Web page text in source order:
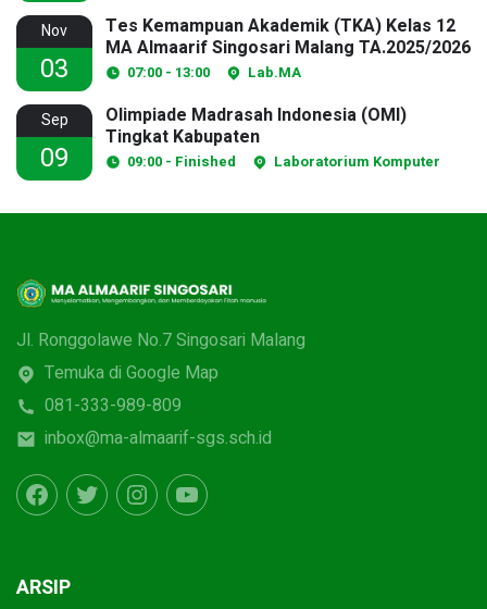
Nov
03
Tes Kemampuan Akademik (TKA) Kelas 12
MA Almaarif Singosari Malang TA.2025/2026
07:00 - 13:00 Lab.MA
Sep
09
Olimpiade Madrasah Indonesia (OMI)
Tingkat Kabupaten
09:00 - Finished Laboratorium Komputer
Jl. Ronggolawe No.7 Singosari Malang
Temuka di Google Map
081-333-989-809
inbox@ma-almaarif-sgs.sch.id
ARSIP